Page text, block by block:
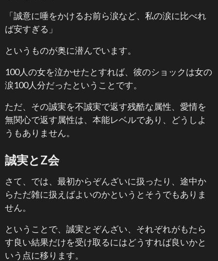
「誠意に唾をかけるお前ら涙など、私の涙に比べれ
ば安すぎる」
というものが奥に潜んでいます。
100人の女を泣かせたとすれば、彼のショックは女の
涙100人分だったということです。
ただ、その誠実を不誠実で返す残酷な属性、愛情を
無関心で返す属性は、本能レベルであり、どうしよ
うもありません。
誠実とZ会
さて、では、最初からぞんざいに扱ったり、途中か
らただ雑に扱えばよいのかというとそうでもありま
せん。
ということで、誠実とぞんざい、それぞれがもたら
す良い結果だけを受け取るにはどうすれば良いかと
いう点に移ります。